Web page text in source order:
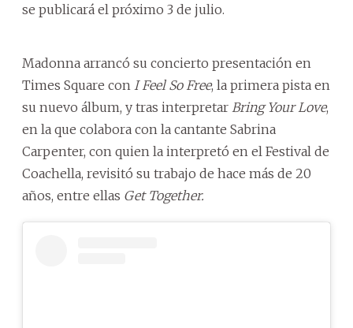
se publicará el próximo 3 de julio.
Madonna arrancó su concierto presentación en
Times Square con I Feel So Free, la primera pista en
su nuevo álbum, y tras interpretar Bring Your Love,
en la que colabora con la cantante Sabrina
Carpenter, con quien la interpretó en el Festival de
Coachella, revisitó su trabajo de hace más de 20
años, entre ellas Get Together.